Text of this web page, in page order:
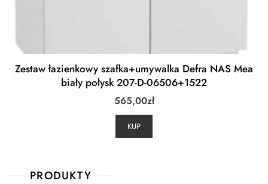
Zestaw łazienkowy szafka+umywalka Defra NAS Mea
biały połysk 207-D-06506+1522
565,00zł
KUP
PRODUKTY